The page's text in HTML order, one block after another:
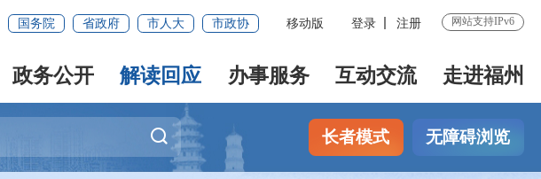
国务院 省政府 市人大 市政协 移动版 登录 注册 网站支持IPv6
政务公开 解读回应 办事服务 互动交流 走进福州
长者模式 无障碍浏览